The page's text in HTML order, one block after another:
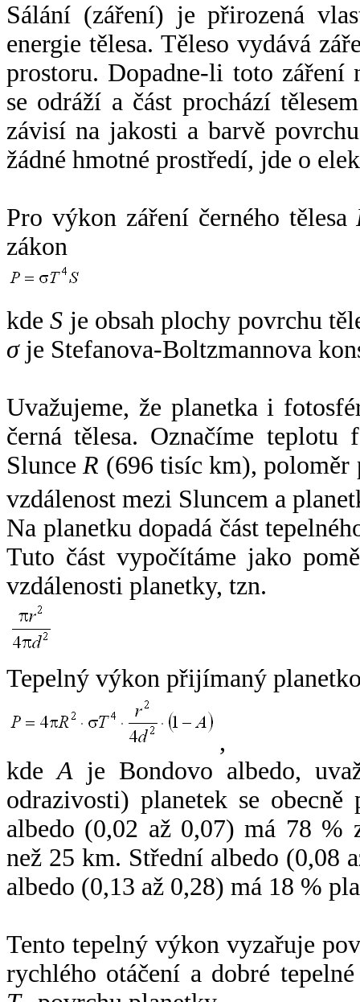
Sálání (záření) je přirozená
energie tělesa. Těleso vydává
prostoru. Dopadne-li toto záření
se odráží a část prochází
závisí na jakosti a barvě
žádné hmotné prostředí, jde o
Pro výkon záření černého tělesa
zákon
kdeS je obsah plochy povrchu
σje Stefanova-Boltzmannova
Uvažujeme, že planetka i
černá tělesa. Označíme
SlunceR (696 tisíc km),
vzdálenost mezi Sluncem a
Na planetku dopadá část
Tuto část vypočítáme jako
vzdálenosti planetky, tzn.
Tepelný výkon přijímaný
,
kdeA je Bondovo albedo,
odrazivosti) planetek se
albedo (0,02 až 0,07) má 78 %
než 25 km. Střední albedo (0,08
albedo (0,13 až 0,28) má 18 %
Tento tepelný výkon vyzařuje
rychlého otáčení a dobré